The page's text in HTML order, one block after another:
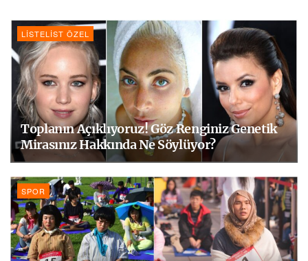
LISTELIST ÖZEL
Toplanın Açıklıyoruz! Göz Renginiz Genetik
Mirasınız Hakkında Ne Söylüyor?
SPOR